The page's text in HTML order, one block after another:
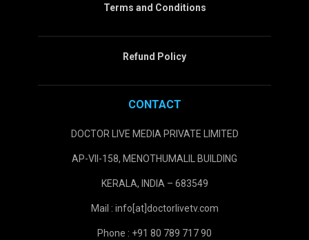
Terms and Conditions
Refund Policy
CONTACT
DOCTOR LIVE MEDIA PRIVATE LIMITED
AP-VII-158, MENOTHUMALIL BUILDING
KERALA, INDIA – 683549
Mail : info[at]doctorlivetv.com
Phone : +91 80 789 717 90